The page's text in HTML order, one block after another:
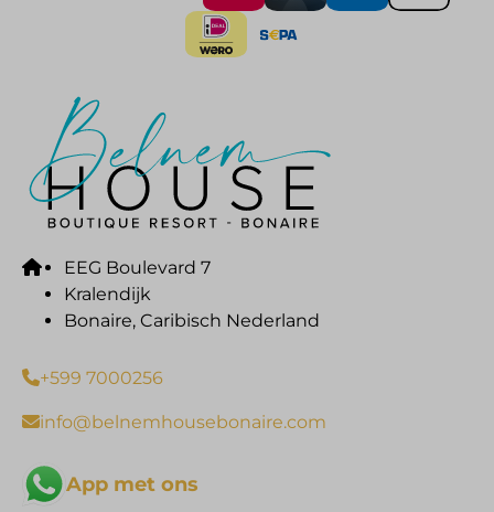
EEG Boulevard 7
Kralendijk
Bonaire, Caribisch Nederland
+599 7000256
info@belnemhousebonaire.com
App met ons